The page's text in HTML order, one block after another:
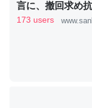
これを元に考え
類は苦労してる
─ニュース :: 【研究
言に、撤回求め
173 users